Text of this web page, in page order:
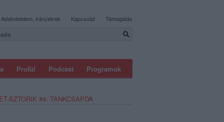
Profül Podcast Programok
Adatvédelem, irányelvek Kapcsolat Támogatás
SZTORIK #4: TANKCSAPDA